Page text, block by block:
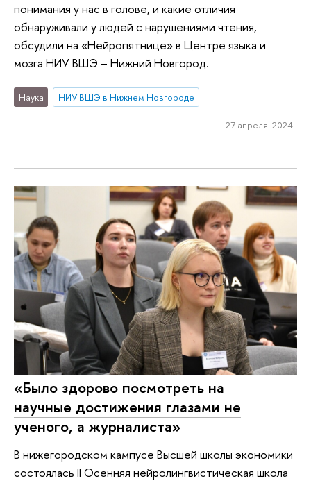
понимания у нас в голове, и какие отличия
обнаруживали у людей с нарушениями чтения,
обсудили на «Нейропятнице» в Центре языка и
мозга НИУ ВШЭ – Нижний Новгород.
Наука НИУ ВШЭ в Нижнем Новгороде
27 апреля 2024
«Было здорово посмотреть на
научные достижения глазами не
ученого, а журналиста»
В нижегородском кампусе Высшей школы экономики
состоялась II Осенняя нейролингвистическая школа